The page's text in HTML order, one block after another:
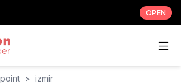
OPEN
> izmir